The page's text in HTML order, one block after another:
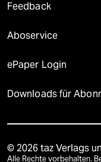
Feedback
Aboservice
ePaper Login
Downloads für
© 2026 taz Verlags
Alle Rechte vorbehalten.